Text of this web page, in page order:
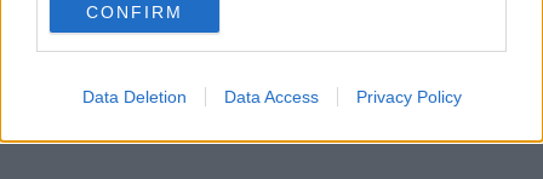
consent section.
CONFIRM
Data Deletion Data Access Privacy Policy